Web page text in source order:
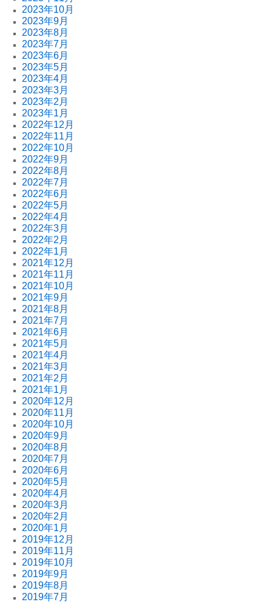
2023年10月
2023年9月
2023年8月
2023年7月
2023年6月
2023年5月
2023年4月
2023年3月
2023年2月
2023年1月
2022年12月
2022年11月
2022年10月
2022年9月
2022年8月
2022年7月
2022年6月
2022年5月
2022年4月
2022年3月
2022年2月
2022年1月
2021年12月
2021年11月
2021年10月
2021年9月
2021年8月
2021年7月
2021年6月
2021年5月
2021年4月
2021年3月
2021年2月
2021年1月
2020年12月
2020年11月
2020年10月
2020年9月
2020年8月
2020年7月
2020年6月
2020年5月
2020年4月
2020年3月
2020年2月
2020年1月
2019年12月
2019年11月
2019年10月
2019年9月
2019年8月
2019年7月